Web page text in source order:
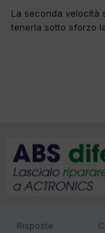
La seconda velocità
tenerla sotto sforzo
Risposte